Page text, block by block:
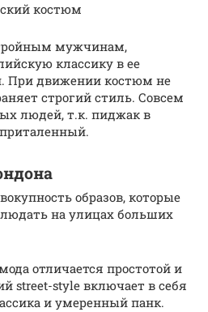
костюм
мужчинам,
классику в ее
При движении костюм не
строгий стиль. Совсем
людей, т.к. пиджак в
образов, которые
на улицах больших
отличается простотой и
street-style включает в себя
и умеренный панк.